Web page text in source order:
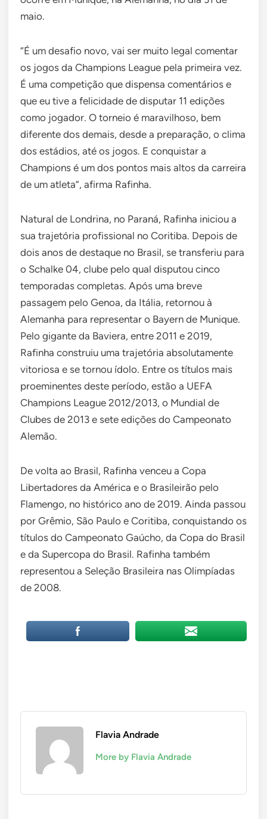
maio.
“É um desafio novo, vai ser muito legal comentar
os jogos da Champions League pela primeira vez.
É uma competição que dispensa comentários e
que eu tive a felicidade de disputar 11 edições
como jogador. O torneio é maravilhoso, bem
diferente dos demais, desde a preparação, o clima
dos estádios, até os jogos. E conquistar a
Champions é um dos pontos mais altos da carreira
de um atleta”, afirma Rafinha.
Natural de Londrina, no Paraná, Rafinha iniciou a
sua trajetória profissional no Coritiba. Depois de
dois anos de destaque no Brasil, se transferiu para
o Schalke 04, clube pelo qual disputou cinco
temporadas completas. Após uma breve
passagem pelo Genoa, da Itália, retornou à
Alemanha para representar o Bayern de Munique.
Pelo gigante da Baviera, entre 2011 e 2019,
Rafinha construiu uma trajetória absolutamente
vitoriosa e se tornou ídolo. Entre os títulos mais
proeminentes deste período, estão a UEFA
Champions League 2012/2013, o Mundial de
Clubes de 2013 e sete edições do Campeonato
Alemão.
De volta ao Brasil, Rafinha venceu a Copa
Libertadores da América e o Brasileirão pelo
Flamengo, no histórico ano de 2019. Ainda passou
por Grêmio, São Paulo e Coritiba, conquistando os
títulos do Campeonato Gaúcho, da Copa do Brasil
e da Supercopa do Brasil. Rafinha também
representou a Seleção Brasileira nas Olimpíadas
de 2008.
Flavia Andrade
More by Flavia Andrade